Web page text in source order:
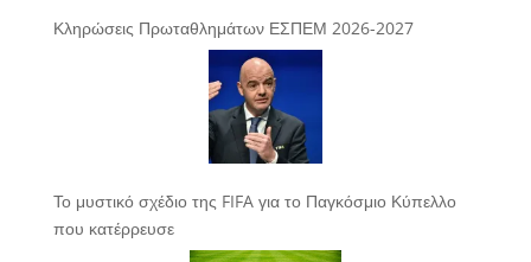
Κληρώσεις Πρωταθλημάτων ΕΣΠΕΜ 2026-2027
Το μυστικό σχέδιο της FIFA για το Παγκόσμιο Κύπελλο
που κατέρρευσε